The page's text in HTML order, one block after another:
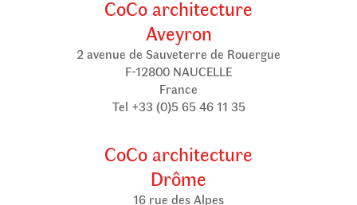
CoCo architecture
Aveyron
2 avenue de Sauveterre de Rouergue
F-12800 NAUCELLE
France
Tel +33 (0)5 65 46 11 35
CoCo architecture
Drôme
16 rue des Alpes